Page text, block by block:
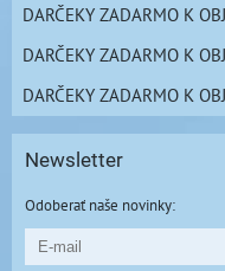
DARČEKY ZADARMO K
DARČEKY ZADARMO K
DARČEKY ZADARMO K
Newsletter
Odoberať naše novinky: